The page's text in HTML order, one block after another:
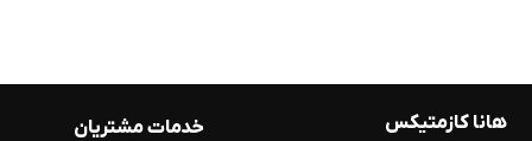
هانا کازمتیکس خدمات مشتریان